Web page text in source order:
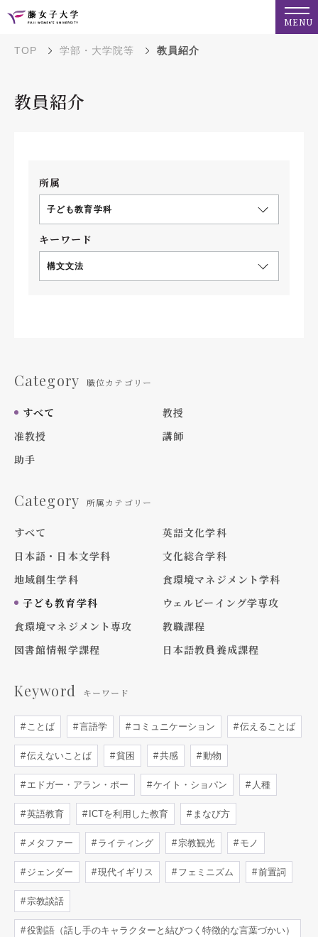
MENU
TOP 学部・大学院等 教員紹介
教員紹介
所属
子ども教育学科
キーワード
構文文法
Category 職位カテゴリー
すべて
教授
准教授
講師
助手
Category 所属カテゴリー
すべて
英語文化学科
日本語・日本文学科
文化総合学科
地域創生学科
食環境マネジメント学科
子ども教育学科
ウェルビーイング学専攻
食環境マネジメント専攻
教職課程
図書館情報学課程
日本語教員養成課程
Keyword キーワード
ことば 言語学 コミュニケーション 伝えることば
伝えないことば 貧困 共感 動物
エドガー・アラン・ポー ケイト・ショパン 人種
英語教育 ICTを利用した教育 まなび方
メタファー ライティング 宗教観光 モノ
ジェンダー 現代イギリス フェミニズム 前置詞
宗教談話
役割語（話し手のキャラクターと結びつく特徴的な言葉づかい）